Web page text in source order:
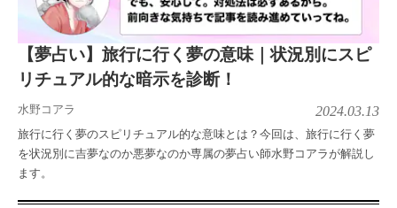
【夢占い】旅行に行く夢の意味｜状況別にスピ
リチュアル的な暗示を診断！
水野コアラ 2024.03.13
旅行に行く夢のスピリチュアル的な意味とは？今回は、旅行に行く夢
を状況別に吉夢なのか悪夢なのか専属の夢占い師水野コアラが解説し
ます。